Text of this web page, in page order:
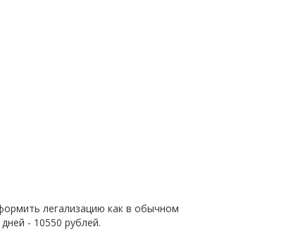
легализацию как в обычном
- 10550 рублей.